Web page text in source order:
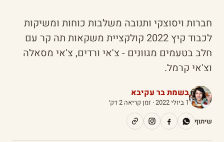
חברות ויסוצקי ותנובה משלבות כוחות ומשיקות
לכבוד קיץ 2022 קולקציית משקאות תה קר עם
חלב בטעמים מגוונים - צ'אי ורדים, צ'אי מסאלה
וצ'אי קרמל.
בשמת בר עקיבא
1 ביולי 2022
· זמן קריאה 2 דק׳
שיתוף